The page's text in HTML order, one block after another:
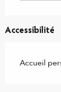
Accessibilité
Accueil